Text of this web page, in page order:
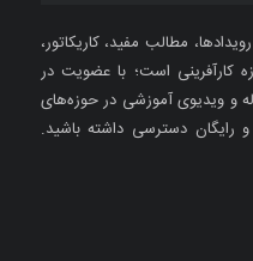
مطالب مفید، کاریکاتور،
کارآفرینی است؛ با عضویت در
می‌توانید به بیش از ۵۰۰ مقاله و ویدیوی آموزشی در حوزه‌های
دسترسی داشته باشید.